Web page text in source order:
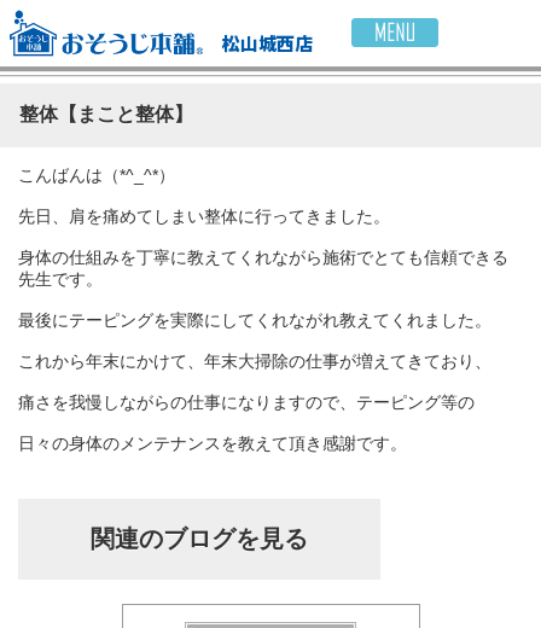
松山城西店
整体【まこと整体】
こんばんは（*^_^*）
先日、肩を痛めてしまい整体に行ってきました。
身体の仕組みを丁寧に教えてくれながら施術でとても信頼できる
先生です。
最後にテーピングを実際にしてくれながれ教えてくれました。
これから年末にかけて、年末大掃除の仕事が増えてきており、
痛さを我慢しながらの仕事になりますので、テーピング等の
日々の身体のメンテナンスを教えて頂き感謝です。
関連のブログを見る